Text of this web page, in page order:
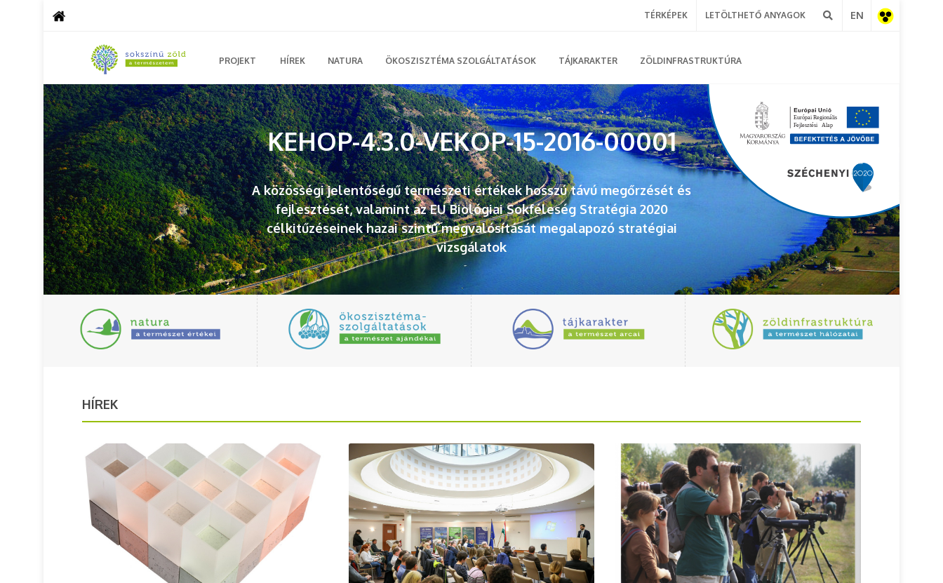
TÉRKÉPEK LETÖLTHETŐ ANYAGOK EN
PROJEKT HÍREK NATURA ÖKOSZISZTÉMA SZOLGÁLTATÁSOK TÁJKARAKTER ZÖLDINFRASTRUKTÚRA
KEHOP-4.3.0-VEKOP-15-2016-00001
A közösségi jelentőségű természeti értékek hosszú távú megőrzését és
fejlesztését, valamint az EU Biológiai Sokféleség Stratégia 2020
célkitűzéseinek hazai szintű megvalósítását megalapozó stratégiai
vizsgálatok
HÍREK